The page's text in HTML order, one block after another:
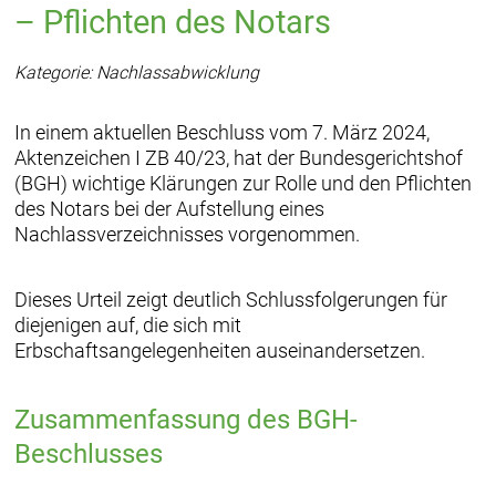
– Pflichten des Notars
Kategorie: Nachlassabwicklung
In einem aktuellen Beschluss vom 7. März 2024,
Aktenzeichen I ZB 40/23, hat der Bundesgerichtshof
(BGH) wichtige Klärungen zur Rolle und den Pflichten
des Notars bei der Aufstellung eines
Nachlassverzeichnisses vorgenommen.
Dieses Urteil zeigt deutlich Schlussfolgerungen für
diejenigen auf, die sich mit
Erbschaftsangelegenheiten auseinandersetzen.
Zusammenfassung des BGH-
Beschlusses